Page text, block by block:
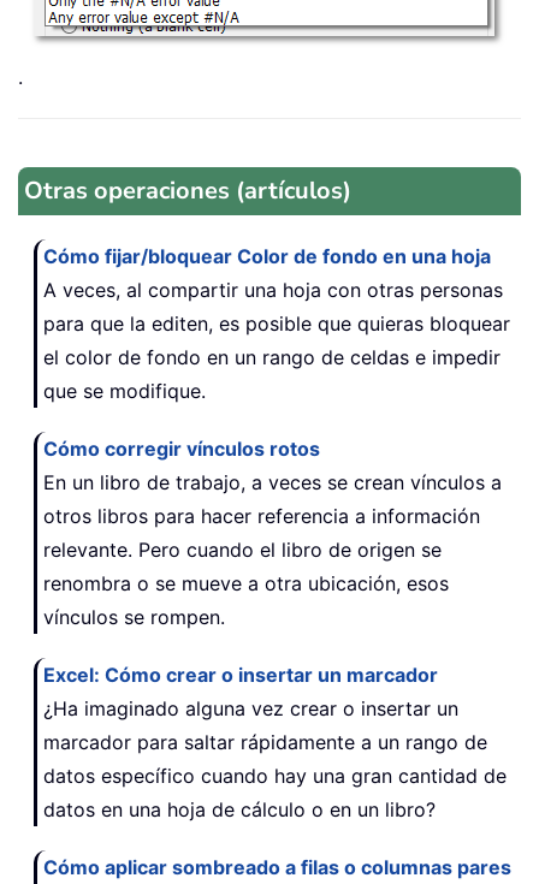
.
Otras operaciones (artículos)
Cómo fijar/bloquear Color de fondo en una hoja
A veces, al compartir una hoja con otras personas
para que la editen, es posible que quieras bloquear
el color de fondo en un rango de celdas e impedir
que se modifique.
Cómo corregir vínculos rotos
En un libro de trabajo, a veces se crean vínculos a
otros libros para hacer referencia a información
relevante. Pero cuando el libro de origen se
renombra o se mueve a otra ubicación, esos
vínculos se rompen.
Excel: Cómo crear o insertar un marcador
¿Ha imaginado alguna vez crear o insertar un
marcador para saltar rápidamente a un rango de
datos específico cuando hay una gran cantidad de
datos en una hoja de cálculo o en un libro?
Cómo aplicar sombreado a filas o columnas pares